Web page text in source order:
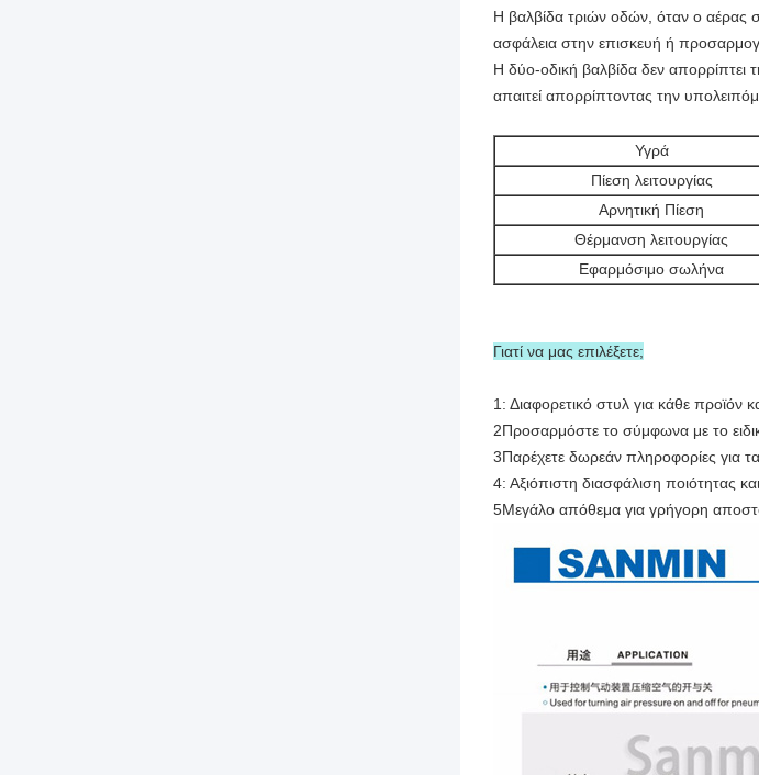
Η βαλβίδα τριών οδών, όταν ο αέρας
ασφάλεια στην επισκευή ή
Η δύο-οδική βαλβίδα δεν απορρίπτει
απαιτεί απορρίπτοντας την
Υγρά
Πίεση λειτουργίας
Αρνητική Πίεση
Θέρμανση λειτουργίας
Εφαρμόσιμο σωλήνα
Γιατί να μας επιλέξετε;
1: Διαφορετικό στυλ για κάθε προϊόν
2Προσαρμόστε το σύμφωνα με το
3Παρέχετε δωρεάν πληροφορίες για
4: Αξιόπιστη διασφάλιση ποιότητας
5Μεγάλο απόθεμα για γρήγορη